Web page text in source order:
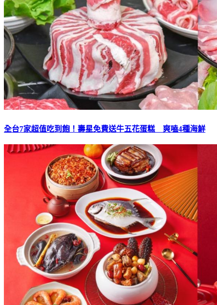
全台7家超值吃到飽！壽星免費送牛五花蛋糕 爽嗑4種海鮮